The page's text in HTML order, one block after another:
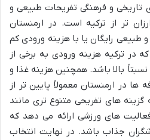
تاریخی و فرهنگی تفریحات طبیعی و
تر از ترکیه است. در ارمنستان
طبیعی رایگان یا با هزینه ورودی کم
در ترکیه هزینه ورودی به برخی از
بالا باشد. همچنین هزینه غذا و
ها در ارمنستان معمولاً پایین تر از
گزینه های تفریحی متنوع تری مانند
های ورزشی ارائه می دهد که
جذاب باشد. در نهایت انتخاب